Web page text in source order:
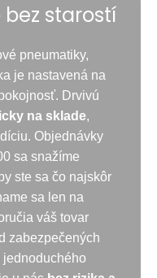
starostí
pneumatiky,
je nastavená na
Drvivú
na sklade,
Objednávky
sa snažíme
ste sa čo najskôr
sa len na
váš tovar
zabezpečených